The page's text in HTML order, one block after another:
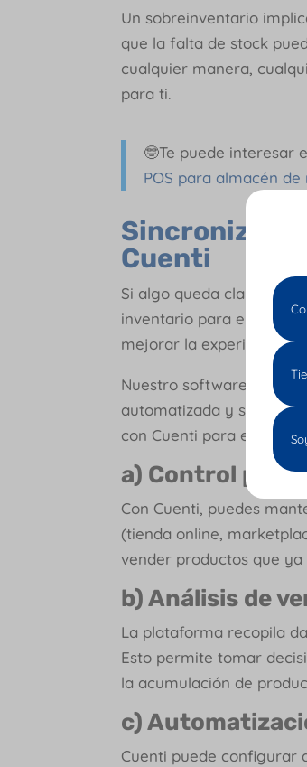
Un sobreinventario
que la falta de stock
cualquier manera,
para ti.
🤓Te puede interesar
POS para almacén de
Sincroniza tu
Cuenti
Si algo queda claro de la
inventario para e-
mejorar la experiencia
Nuestro software es
automatizada y
con Cuenti para el
a) Control
Con Cuenti, puedes
(tienda online,
vender productos que
b) Análisis de
La plataforma recopila
Esto permite tomar
la acumulación de
c)
Cuenti puede configurar